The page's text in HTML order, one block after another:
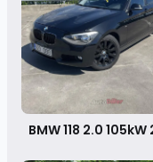
BMW 118 2.0 105kW